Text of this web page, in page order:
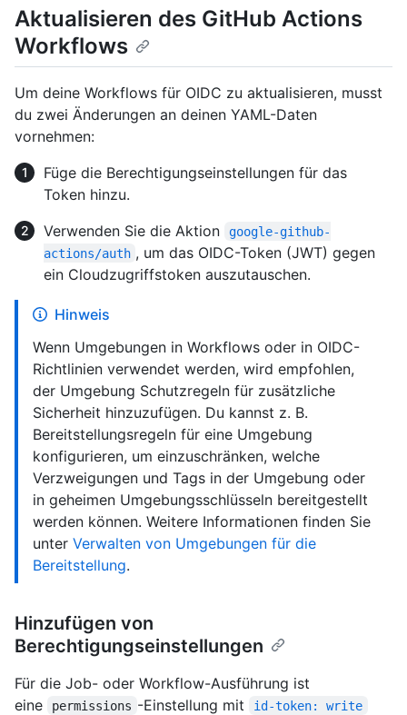
Aktualisieren des GitHub Actions
Workflows
Um deine Workflows für OIDC zu aktualisieren, musst
du zwei Änderungen an deinen YAML-Daten
vornehmen:
Füge die Berechtigungseinstellungen für das
Token hinzu.
Verwenden Sie die Aktion
google-github-
actions/auth , um das OIDC-Token (JWT) gegen
ein Cloudzugriffstoken auszutauschen.
Hinweis
Wenn Umgebungen in Workflows oder in OIDC-
Richtlinien verwendet werden, wird empfohlen,
der Umgebung Schutzregeln für zusätzliche
Sicherheit hinzuzufügen. Du kannst z. B.
Bereitstellungsregeln für eine Umgebung
konfigurieren, um einzuschränken, welche
Verzweigungen und Tags in der Umgebung oder
in geheimen Umgebungsschlüsseln bereitgestellt
werden können. Weitere Informationen finden Sie
unter Verwalten von Umgebungen für die
Bereitstellung.
Hinzufügen von
Berechtigungseinstellungen
Für die Job- oder Workflow-Ausführung ist
eine
permissions -Einstellung mit id-token: write